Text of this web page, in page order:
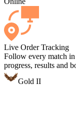
Live Order Tracking
Follow every match
progress, results and
Gold II